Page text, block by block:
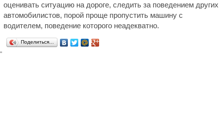
оценивать ситуацию на дороге, следить за поведением других
автомобилистов, порой проще пропустить машину с
водителем, поведение которого неадекватно.
Поделиться…
"